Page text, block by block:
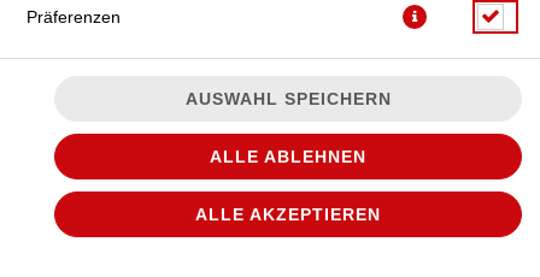
12,5% vol.
JETZT BESTELLEN
Präferenzen
AUSWAHL SPEICHERN
ALLE ABLEHNEN
ALLE AKZEPTIEREN